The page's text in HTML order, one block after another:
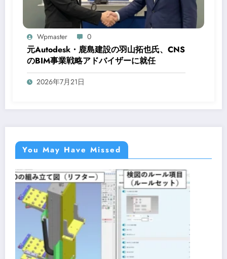
Wpmaster 0
元Autodesk・鹿島建設の羽山拓也氏、CNS
のBIM事業戦略アドバイザーに就任
2026年7月21日
You May Have Missed
CAD